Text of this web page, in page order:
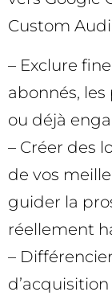
Custom
– Exclure
abonnés, les
ou déjà
– Créer des
de vos
guider la
réellement
–